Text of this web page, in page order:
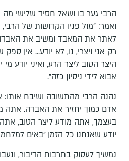
הרבי גער בו ושאל חסיד שלישי
ואמר: "מול פניו הקדושות של
לאתר את המאבד ומשיב את
רק אני ויצרי, נו, לא יודע... אין
היצר הטוב ליצר הרע, ואיני יודע
אבוא לידי ניסיון כזה".
נהנה הרבי מהתשובה ושיבח
אדם כמוך יחזיר את האבדה. אתה
בעצמך, אתה מודע ליצר הטוב,
יודע שאנחנו כל הזמן "באים
נמשיך לעסוק בתרבות הדיבור,